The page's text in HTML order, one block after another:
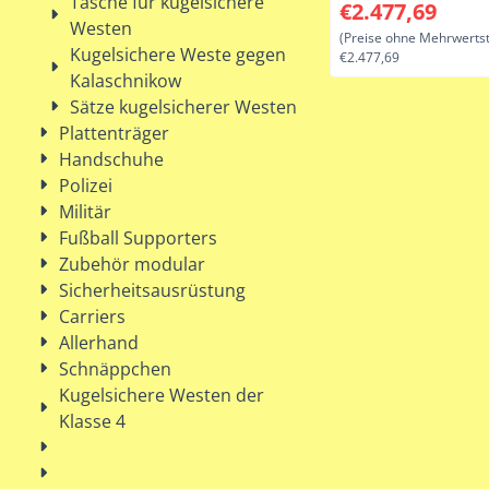
Westen
Kugelsichere Weste gegen
Kalaschnikow
Sätze kugelsicherer Westen
Plattenträger
Handschuhe
Polizei
Militär
Fußball Supporters
Zubehör modular
Sicherheitsausrüstung
Carriers
Allerhand
Schnäppchen
Kugelsichere Westen der
Klasse 4
Stand Alone
Preis: 2 477,69,
€2.477,69
(Preise ohne
€2.477,69